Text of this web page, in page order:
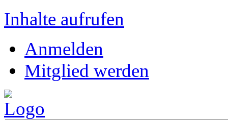
Inhalte aufrufen
Anmelden
Mitglied werden